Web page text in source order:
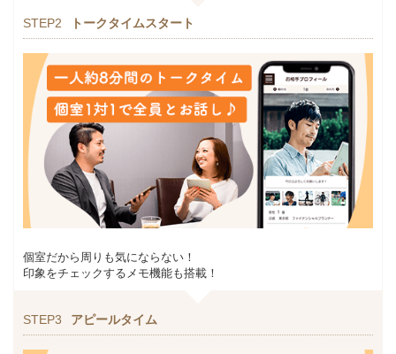
STEP2 トークタイムスタート
個室だから周りも気にならない！
印象をチェックするメモ機能も搭載！
STEP3 アピールタイム